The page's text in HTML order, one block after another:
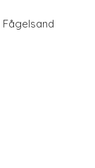
Fågelsand